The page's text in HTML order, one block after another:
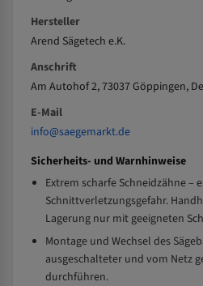
Hersteller
Arend Sägetech e.K.
Anschrift
Am Autohof 2, 73037 Göppingen,
E-Mail
info@saegemarkt.de
Sicherheits- und Warnhinweise
Extrem scharfe Schneidzähne –
Schnittverletzungsgefahr.
Lagerung nur mit geeigneten
Montage und Wechsel des
ausgeschalteter und vom Netz
durchführen.